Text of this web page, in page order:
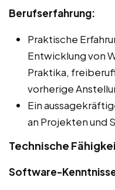
Berufserfahrung:
Praktische
Entwicklung von
Praktika,
vorherige
Ein
an Projekten und
Technische
Software-